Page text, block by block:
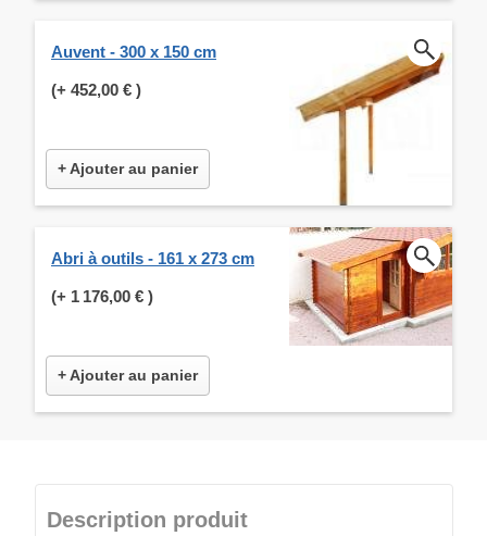
Auvent - 300 x 150 cm
(+ 452,00 € )
+ Ajouter au panier
Abri à outils - 161 x 273 cm
(+ 1 176,00 € )
+ Ajouter au panier
Description produit